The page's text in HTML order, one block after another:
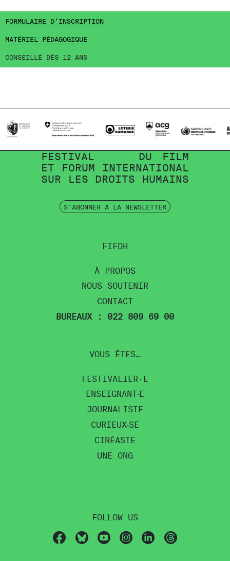
FORMULAIRE D’INSCRIPTION
MATÉRIEL PÉDAGOGIQUE
CONSEILLÉ DÈS 12 ANS
FIFDH
À PROPOS
NOUS SOUTENIR
CONTACT
BUREAUX : 022 809 69 00
FESTIVAL DU
FILM
ET
FORUM
INTERNATIONAL
SUR
LES DROITS HUMAINS
S'ABONNER À LA NEWSLETTER
VOUS ÊTES…
FESTIVALIER·E
ENSEIGNANT‧E
JOURNALISTE
CURIEUX‧SE
CINÉASTE
UNE ONG
FOLLOW US